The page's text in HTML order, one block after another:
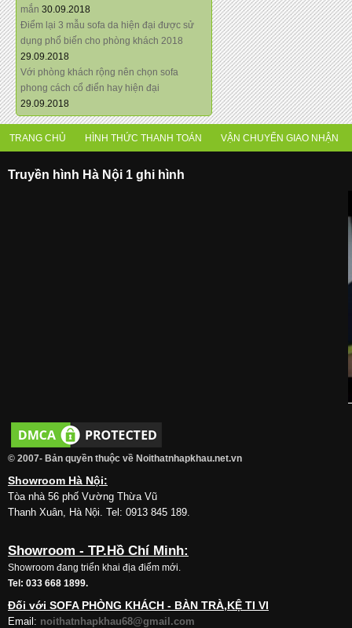
mắn 30.09.2018
Điểm lại 3 mẫu sofa da hiện đại được sử
dụng phổ biến cho phòng khách 2018
29.09.2018
Với phòng khách rộng nên chọn sofa
phong cách cổ điển hay hiện đại
29.09.2018
TRANG CHỦ HÌNH THỨC THANH TOÁN VẬN CHUYỂN GIAO NHẬN
Truyền hình Hà Nội 1 ghi hình
© 2007- Bản quyền thuộc về Noithatnhapkhau.net.vn
Showroom Hà Nội:
Tòa nhà 56 phố Vường Thừa Vũ
Thanh Xuân, Hà Nội. Tel: 0913 845 189.
Showroom - TP.Hồ Chí Minh:
Showroom đang triển khai địa điểm mới.
Tel: 033 668 1899.
Đối với SOFA PHÒNG KHÁCH - BÀN TRÀ,KỆ TI VI
Email: noithatnhapkhau68@gmail.com